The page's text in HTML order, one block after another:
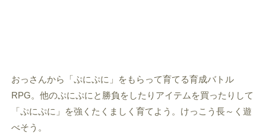
おっさんから「ぷにぷに」をもらって育てる育成バトル
RPG。他のぷにぷにと勝負をしたりアイテムを買ったりして
「ぷにぷに」を強くたくましく育てよう。けっこう長～く遊
べそう。